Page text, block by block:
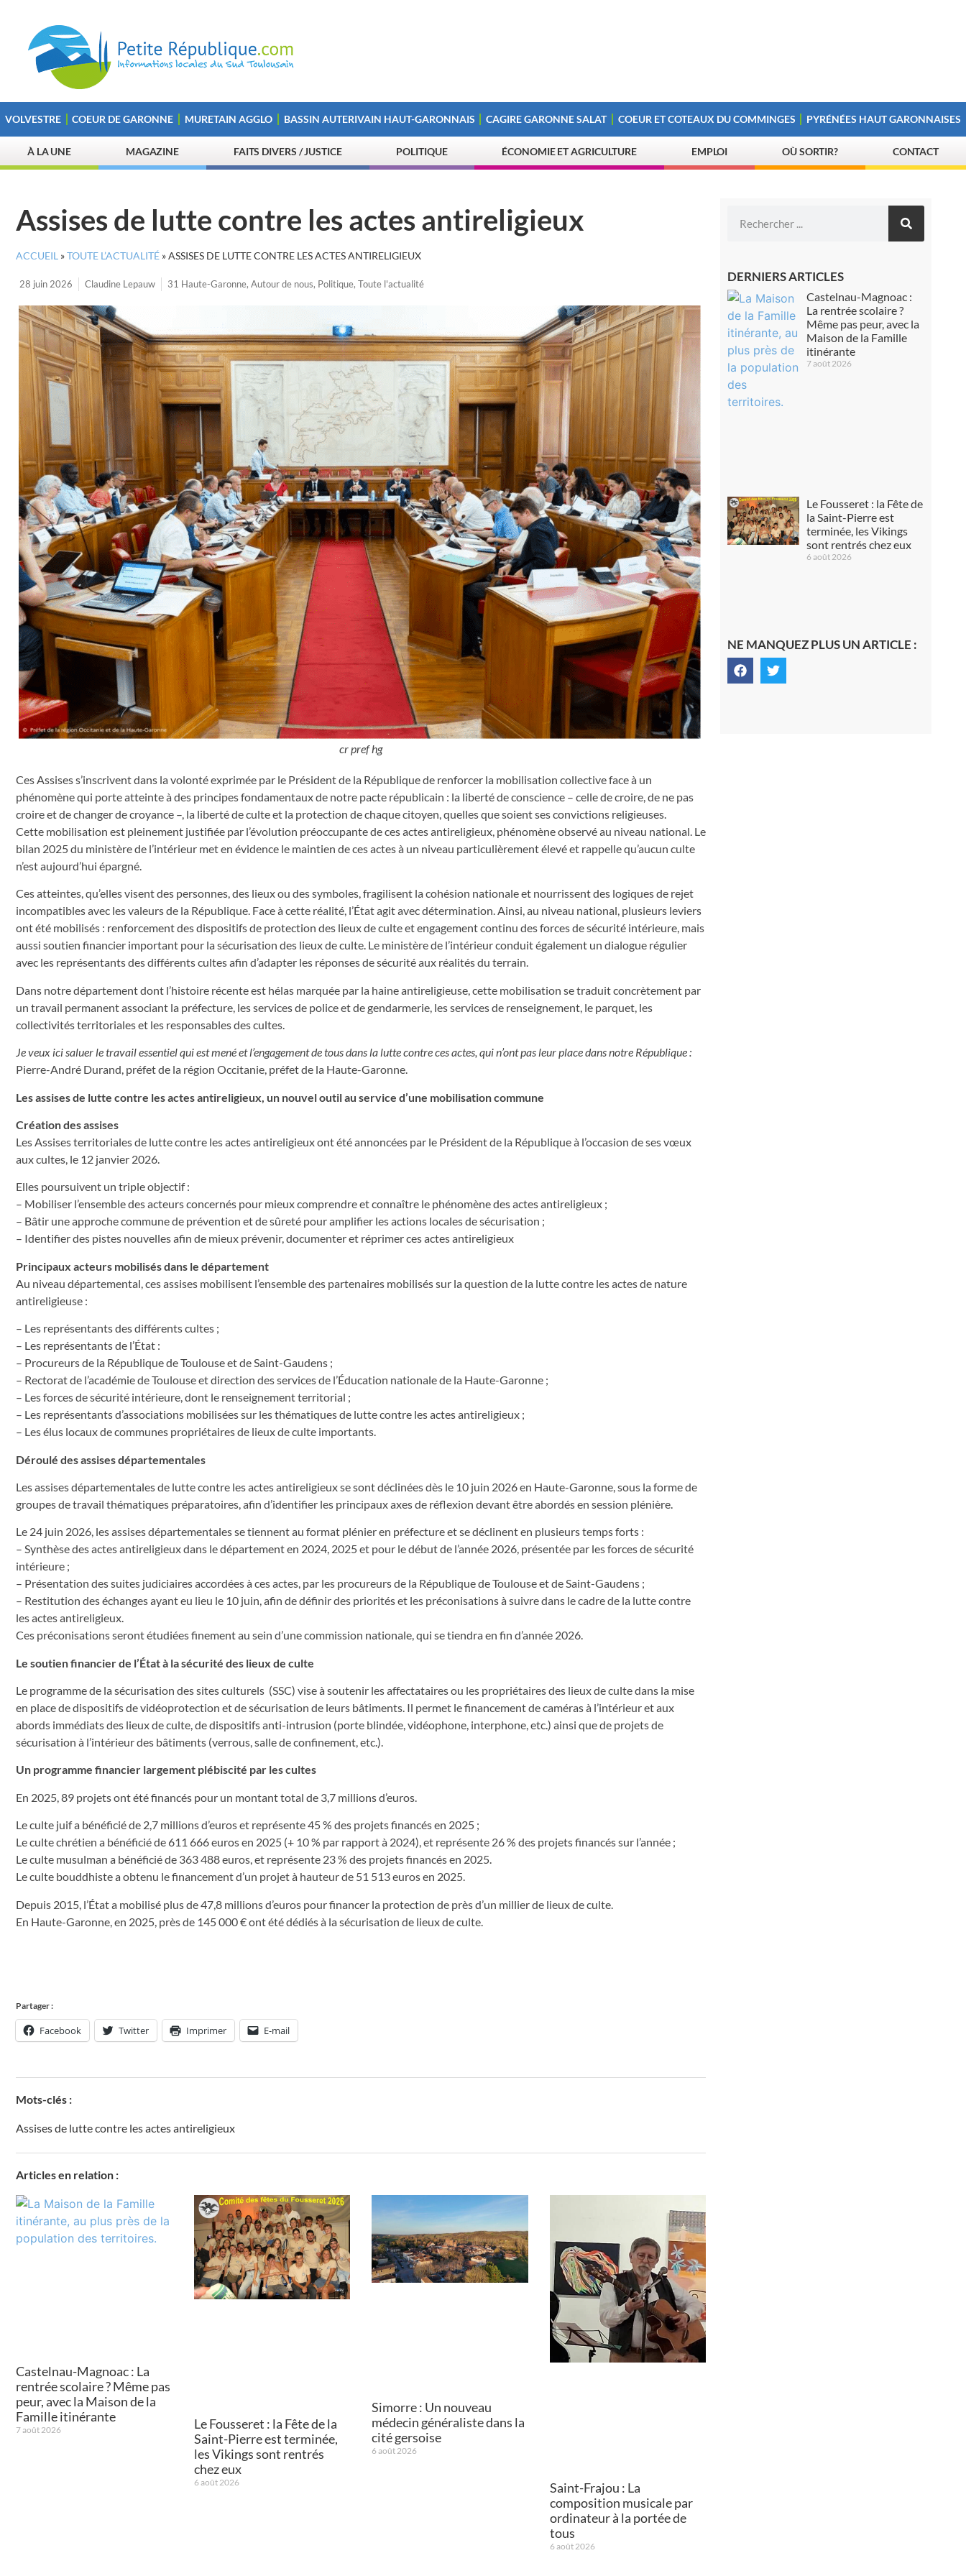
VOLVESTRE COEUR DE GARONNE MURETAIN AGGLO BASSIN AUTERIVAIN HAUT-GARONNAIS CAGIRE GARONNE SALAT COEUR ET COTEAUX DU COMMINGES PYRÉNÉES HAUT GARONNAISES
À LA UNE MAGAZINE FAITS DIVERS / JUSTICE POLITIQUE ÉCONOMIE ET AGRICULTURE EMPLOI OÙ SORTIR? CONTACT
Assises de lutte contre les actes antireligieux
ACCUEIL »TOUTE L’ACTUALITÉ »ASSISES DE LUTTE CONTRE LES ACTES ANTIRELIGIEUX
28 juin 2026 Claudine Lepauw 31 Haute-Garonne, Autour de nous, Politique, Toute l'actualité
cr pref hg
Ces Assises s’inscrivent dans la volonté exprimée par le Président de la République de renforcer la mobilisation collective face à un
phénomène qui porte atteinte à des principes fondamentaux de notre pacte républicain : la liberté de conscience – celle de croire, de ne pas
croire et de changer de croyance –, la liberté de culte et la protection de chaque citoyen, quelles que soient ses convictions religieuses.
Cette mobilisation est pleinement justifiée par l’évolution préoccupante de ces actes antireligieux, phénomène observé au niveau national. Le
bilan 2025 du ministère de l’intérieur met en évidence le maintien de ces actes à un niveau particulièrement élevé et rappelle qu’aucun culte
n’est aujourd’hui épargné.
Ces atteintes, qu’elles visent des personnes, des lieux ou des symboles, fragilisent la cohésion nationale et nourrissent des logiques de rejet
incompatibles avec les valeurs de la République. Face à cette réalité, l’État agit avec détermination. Ainsi, au niveau national, plusieurs leviers
ont été mobilisés : renforcement des dispositifs de protection des lieux de culte et engagement continu des forces de sécurité intérieure, mais
aussi soutien financier important pour la sécurisation des lieux de culte. Le ministère de l’intérieur conduit également un dialogue régulier
avec les représentants des différents cultes afin d’adapter les réponses de sécurité aux réalités du terrain.
Dans notre département dont l’histoire récente est hélas marquée par la haine antireligieuse, cette mobilisation se traduit concrètement par
un travail permanent associant la préfecture, les services de police et de gendarmerie, les services de renseignement, le parquet, les
collectivités territoriales et les responsables des cultes.
Je veux ici saluer le travail essentiel qui est mené et l’engagement de tous dans la lutte contre ces actes, qui n’ont pas leur place dans notre République :
Pierre-André Durand, préfet de la région Occitanie, préfet de la Haute-Garonne.
Les assises de lutte contre les actes antireligieux, un nouvel outil au service d’une mobilisation commune
Création des assises
Les Assises territoriales de lutte contre les actes antireligieux ont été annoncées par le Président de la République à l’occasion de ses vœux
aux cultes, le 12 janvier 2026.
Elles poursuivent un triple objectif :
– Mobiliser l’ensemble des acteurs concernés pour mieux comprendre et connaître le phénomène des actes antireligieux ;
– Bâtir une approche commune de prévention et de sûreté pour amplifier les actions locales de sécurisation ;
– Identifier des pistes nouvelles afin de mieux prévenir, documenter et réprimer ces actes antireligieux
Principaux acteurs mobilisés dans le département
Au niveau départemental, ces assises mobilisent l’ensemble des partenaires mobilisés sur la question de la lutte contre les actes de nature
antireligieuse :
– Les représentants des différents cultes ;
– Les représentants de l’État :
– Procureurs de la République de Toulouse et de Saint-Gaudens ;
– Rectorat de l’académie de Toulouse et direction des services de l’Éducation nationale de la Haute-Garonne ;
– Les forces de sécurité intérieure, dont le renseignement territorial ;
– Les représentants d’associations mobilisées sur les thématiques de lutte contre les actes antireligieux ;
– Les élus locaux de communes propriétaires de lieux de culte importants.
Déroulé des assises départementales
Les assises départementales de lutte contre les actes antireligieux se sont déclinées dès le 10 juin 2026 en Haute-Garonne, sous la forme de
groupes de travail thématiques préparatoires, afin d’identifier les principaux axes de réflexion devant être abordés en session plénière.
Le 24 juin 2026, les assises départementales se tiennent au format plénier en préfecture et se déclinent en plusieurs temps forts :
– Synthèse des actes antireligieux dans le département en 2024, 2025 et pour le début de l’année 2026, présentée par les forces de sécurité
intérieure ;
– Présentation des suites judiciaires accordées à ces actes, par les procureurs de la République de Toulouse et de Saint-Gaudens ;
– Restitution des échanges ayant eu lieu le 10 juin, afin de définir des priorités et les préconisations à suivre dans le cadre de la lutte contre
les actes antireligieux.
Ces préconisations seront étudiées finement au sein d’une commission nationale, qui se tiendra en fin d’année 2026.
Le soutien financier de l’État à la sécurité des lieux de culte
Le programme de la sécurisation des sites culturels (SSC) vise à soutenir les affectataires ou les propriétaires des lieux de culte dans la mise
en place de dispositifs de vidéoprotection et de sécurisation de leurs bâtiments. Il permet le financement de caméras à l’intérieur et aux
abords immédiats des lieux de culte, de dispositifs anti-intrusion (porte blindée, vidéophone, interphone, etc.) ainsi que de projets de
sécurisation à l’intérieur des bâtiments (verrous, salle de confinement, etc.).
Un programme financier largement plébiscité par les cultes
En 2025, 89 projets ont été financés pour un montant total de 3,7 millions d’euros.
Le culte juif a bénéficié de 2,7 millions d’euros et représente 45 % des projets financés en 2025 ;
Le culte chrétien a bénéficié de 611 666 euros en 2025 (+ 10 % par rapport à 2024), et représente 26 % des projets financés sur l’année ;
Le culte musulman a bénéficié de 363 488 euros, et représente 23 % des projets financés en 2025.
Le culte bouddhiste a obtenu le financement d’un projet à hauteur de 51 513 euros en 2025.
Depuis 2015, l’État a mobilisé plus de 47,8 millions d’euros pour financer la protection de près d’un millier de lieux de culte.
En Haute-Garonne, en 2025, près de 145 000 € ont été dédiés à la sécurisation de lieux de culte.
Partager :
Facebook Twitter Imprimer E-mail
Mots-clés :
Assises de lutte contre les actes antireligieux
Articles en relation :
Castelnau-Magnoac : La
rentrée scolaire ? Même pas
peur, avec la Maison de la
Famille itinérante
7 août 2026
Le Fousseret : la Fête de la
Saint-Pierre est terminée,
les Vikings sont rentrés
chez eux
6 août 2026
Simorre : Un nouveau
médecin généraliste dans la
cité gersoise
6 août 2026
Saint-Frajou : La
composition musicale par
ordinateur à la portée de
tous
6 août 2026
DERNIERS ARTICLES
Castelnau-Magnoac :
La rentrée scolaire ?
Même pas peur, avec la
Maison de la Famille
itinérante
7 août 2026
Le Fousseret : la Fête de
la Saint-Pierre est
terminée, les Vikings
sont rentrés chez eux
6 août 2026
NE MANQUEZ PLUS UN ARTICLE :